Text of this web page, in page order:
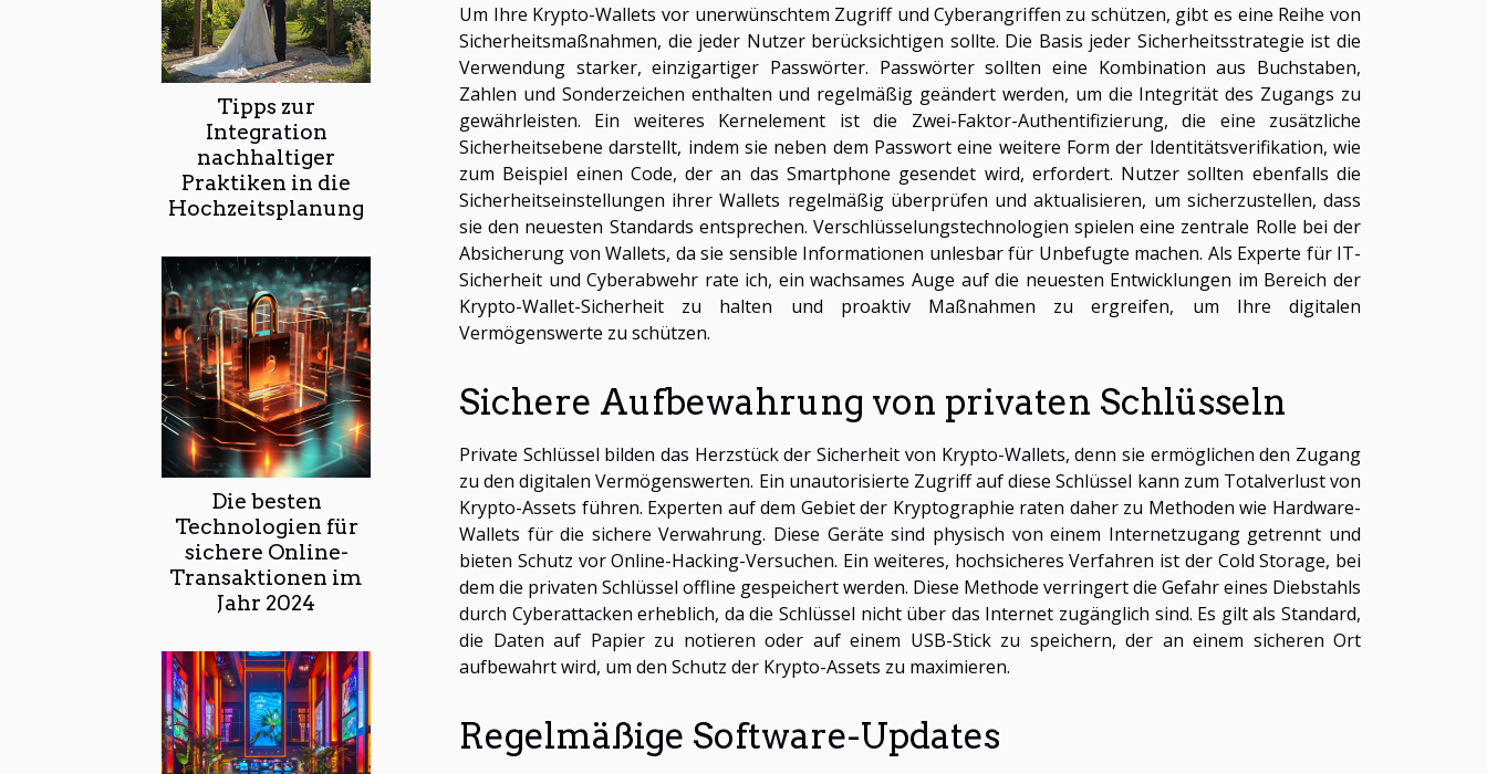
Tipps zur
Integration
nachhaltiger
Praktiken in die
Hochzeitsplanung
Die besten
Technologien für
sichere Online-
Transaktionen im
Jahr 2024
Um Ihre Krypto-Wallets vor unerwünschtem Zugriff und Cyberangriffen zu schützen, gibt es eine Reihe von
Sicherheitsmaßnahmen, die jeder Nutzer berücksichtigen sollte. Die Basis jeder Sicherheitsstrategie ist die
Verwendung starker, einzigartiger Passwörter. Passwörter sollten eine Kombination aus Buchstaben,
Zahlen und Sonderzeichen enthalten und regelmäßig geändert werden, um die Integrität des Zugangs zu
gewährleisten. Ein weiteres Kernelement ist die Zwei-Faktor-Authentifizierung, die eine zusätzliche
Sicherheitsebene darstellt, indem sie neben dem Passwort eine weitere Form der Identitätsverifikation, wie
zum Beispiel einen Code, der an das Smartphone gesendet wird, erfordert. Nutzer sollten ebenfalls die
Sicherheitseinstellungen ihrer Wallets regelmäßig überprüfen und aktualisieren, um sicherzustellen, dass
sie den neuesten Standards entsprechen. Verschlüsselungstechnologien spielen eine zentrale Rolle bei der
Absicherung von Wallets, da sie sensible Informationen unlesbar für Unbefugte machen. Als Experte für IT-
Sicherheit und Cyberabwehr rate ich, ein wachsames Auge auf die neuesten Entwicklungen im Bereich der
Krypto-Wallet-Sicherheit zu halten und proaktiv Maßnahmen zu ergreifen, um Ihre digitalen
Vermögenswerte zu schützen.
Sichere Aufbewahrung von privaten Schlüsseln
Private Schlüssel bilden das Herzstück der Sicherheit von Krypto-Wallets, denn sie ermöglichen den Zugang
zu den digitalen Vermögenswerten. Ein unautorisierte Zugriff auf diese Schlüssel kann zum Totalverlust von
Krypto-Assets führen. Experten auf dem Gebiet der Kryptographie raten daher zu Methoden wie Hardware-
Wallets für die sichere Verwahrung. Diese Geräte sind physisch von einem Internetzugang getrennt und
bieten Schutz vor Online-Hacking-Versuchen. Ein weiteres, hochsicheres Verfahren ist der Cold Storage, bei
dem die privaten Schlüssel offline gespeichert werden. Diese Methode verringert die Gefahr eines Diebstahls
durch Cyberattacken erheblich, da die Schlüssel nicht über das Internet zugänglich sind. Es gilt als Standard,
die Daten auf Papier zu notieren oder auf einem USB-Stick zu speichern, der an einem sicheren Ort
aufbewahrt wird, um den Schutz der Krypto-Assets zu maximieren.
Regelmäßige Software-Updates